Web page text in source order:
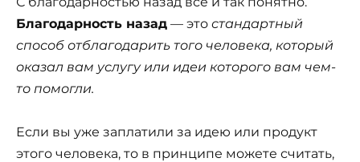
Благодарность назад — это стандартный
способ отблагодарить того человека, который
оказал вам услугу или идеи которого вам чем-
то помогли.
Если вы уже заплатили за идею или продукт
этого человека, то в принципе можете считать,